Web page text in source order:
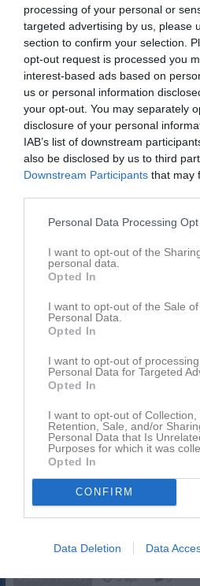
processing of your personal or
targeted advertising by us, please
section to confirm your selection.
opt-out request is processed you
interest-based ads based on
us or personal information
your opt-out. You may separately
disclosure of your personal
IAB’s list of downstream
also be disclosed by us to third
Downstream Participants that may
Personal Data Processing
I want to opt-out of the
personal data.
Opted In
I want to opt-out of the Sale
Personal Data.
Opted In
I want to opt-out of
Personal Data for Targeted
Opted In
I want to opt-out of Collection,
Retention, Sale, and/or
Personal Data that Is
Purposes for which it was
Opted In
CONFIRM
Data Deletion Data
Goalie Show_2026 LÄNK
Åseda IF Hockey
Öppen IS
Åseda IF Hockey 3 apr 0